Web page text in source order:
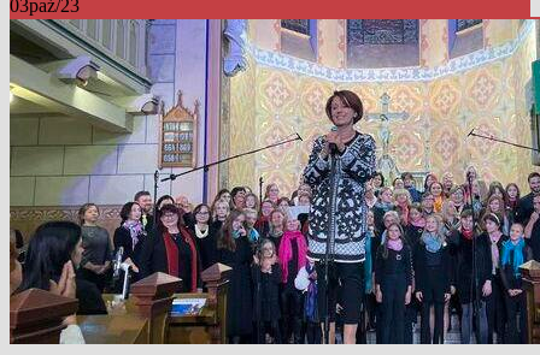
03paź/23